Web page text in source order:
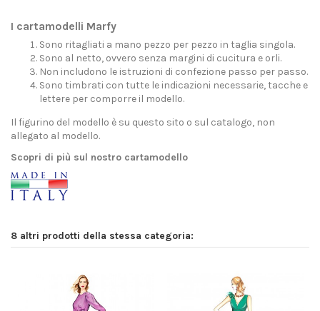
I cartamodelli Marfy
Sono ritagliati a mano pezzo per pezzo in taglia singola.
Sono al netto, ovvero senza margini di cucitura e orli.
Non includono le istruzioni di confezione passo per passo.
Sono timbrati con tutte le indicazioni necessarie, tacche e
lettere per comporre il modello.
Il figurino del modello è su questo sito o sul catalogo, non
allegato al modello.
Scopri di più sul nostro cartamodello
8 altri prodotti della stessa categoria: